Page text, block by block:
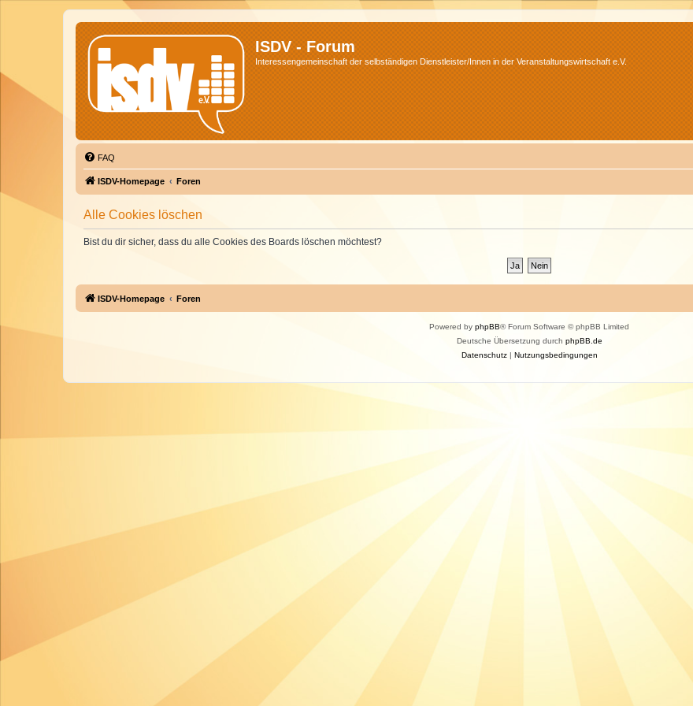
ISDV - Forum
Interessengemeinschaft der selbständigen Dienstleister/Innen in der Veranstaltungswirtschaft e.V.
FAQ
ISDV-Homepage Foren
Alle Cookies löschen
Bist du dir sicher, dass du alle Cookies des Boards löschen möchtest?
ISDV-Homepage Foren
Powered by phpBB® Forum Software © phpBB Limited
Deutsche Übersetzung durch phpBB.de
Datenschutz| Nutzungsbedingungen